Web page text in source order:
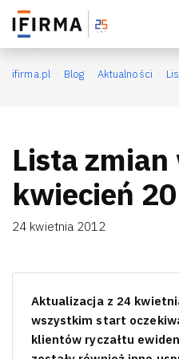
ifirma.pl Blog Aktualności
Lista
kwiecień
24 kwietnia 2012
Aktualizacja z 24
wszystkim start
klientów ryczałtu
×